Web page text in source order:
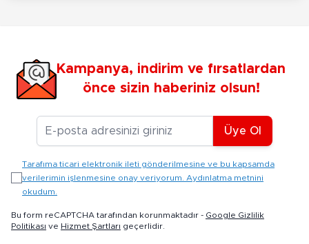
Kampanya, indirim ve fırsatlardan
önce sizin haberiniz olsun!
E-posta Adresiniz
Üye Ol
Tarafıma ticari elektronik ileti gönderilmesine ve bu kapsamda
verilerimin işlenmesine onay veriyorum. Aydınlatma metnini
okudum.
Bu form reCAPTCHA tarafından korunmaktadır - Google Gizlilik
Politikası ve Hizmet Şartları geçerlidir.